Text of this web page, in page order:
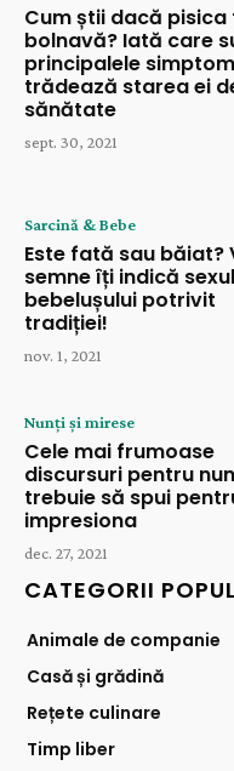
Cum știi dacă pisica
bolnavă? Iată care
principalele
trădează starea ei
sănătate
sept. 30, 2021
Sarcină & Bebe
Este fată sau băiat?
semne îți indică sexul
bebelușului potrivit
tradiției!
nov. 1, 2021
Nunți și mirese
Cele mai frumoase
discursuri pentru
trebuie să spui
impresiona
dec. 27, 2021
CATEGORII
Animale de companie
Casă și grădină
Rețete culinare
Timp liber